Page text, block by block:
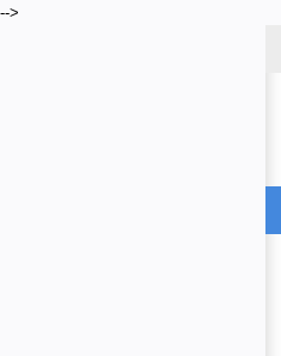
-->